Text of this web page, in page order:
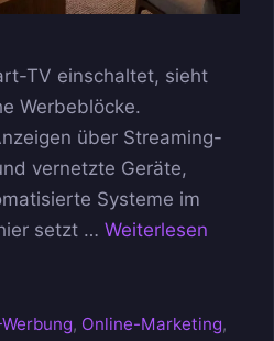
TV einschaltet, sieht
Werbeblöcke.
über Streaming-
vernetzte Geräte,
Systeme im
setzt … Weiterlesen
, Online-Marketing,